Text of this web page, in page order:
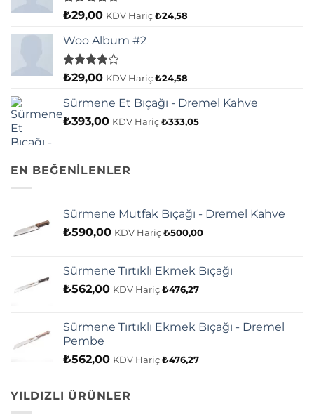
5
üzerinden
4.00 oy
aldı
₺29,00 KDV Hariç ₺24,58
Woo Album #2
5
üzerinden
4.00oy
aldı
₺29,00 KDV Hariç ₺24,58
Sürmene Et Bıçağı - Dremel Kahve
₺393,00 KDV Hariç ₺333,05
EN BEĞENİLENLER
Sürmene Mutfak Bıçağı - Dremel Kahve
₺590,00 KDV Hariç ₺500,00
Sürmene Tırtıklı Ekmek Bıçağı
₺562,00 KDV Hariç ₺476,27
Sürmene Tırtıklı Ekmek Bıçağı - Dremel
Pembe
₺562,00 KDV Hariç ₺476,27
YILDIZLI ÜRÜNLER